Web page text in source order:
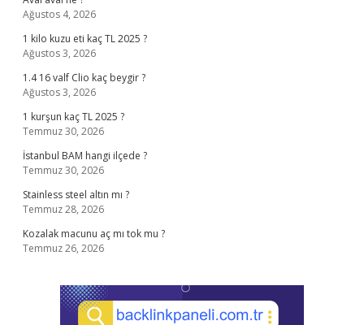
Ağustos 4, 2026
1 kilo kuzu eti kaç TL 2025 ?
Ağustos 3, 2026
1.4 16 valf Clio kaç beygir ?
Ağustos 3, 2026
1 kurşun kaç TL 2025 ?
Temmuz 30, 2026
İstanbul BAM hangi ilçede ?
Temmuz 30, 2026
Stainless steel altın mı ?
Temmuz 28, 2026
Kozalak macunu aç mı tok mu ?
Temmuz 26, 2026